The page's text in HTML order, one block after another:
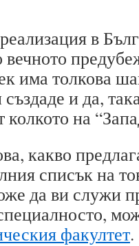
в
има толкова
и да,
на
какво
списък на
да ви служи
факултет.